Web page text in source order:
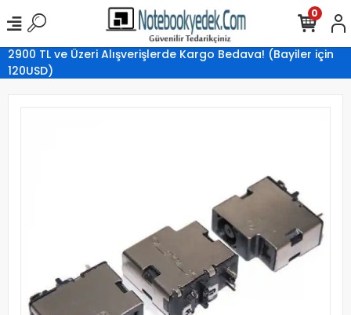
2900 TL ve Üzeri Alışverişlerde Kargo Bedava! (Bayiler için
120USD)
0